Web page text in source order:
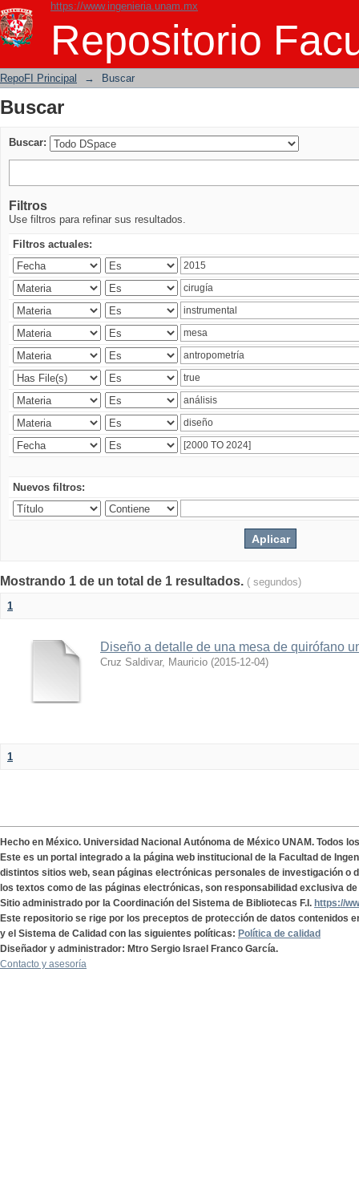
https://www.ingenieria.unam.mx
Repositorio
Buscar
RepoFI Principal → Buscar
Buscar
Buscar:
Filtros
Use filtros para refinar sus resultados.
Filtros actuales:
Nuevos filtros:
Mostrando 1 de un total de 1 resultados. ( segundos)
1
Diseño a detalle de una mesa de quirófano
Cruz Saldivar, Mauricio (2015-12-04)
1
Hecho en México. Universidad Nacional Autónoma de México UNAM. Todos
Este es un portal integrado a la página web institucional de la Facultad de
distintos sitios web, sean páginas electrónicas personales de investigación o
los textos como de las páginas electrónicas, son responsabilidad exclusiva
Sitio administrado por la Coordinación del Sistema de Bibliotecas F.I. https://
Este repositorio se rige por los preceptos de protección de datos contenidos
y el Sistema de Calidad con las siguientes políticas: Política de calidad
Diseñador y administrador: Mtro Sergio Israel Franco García.
Contacto y asesoría